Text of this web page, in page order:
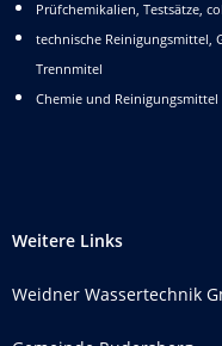
Prüfchemikalien, Testsätze,
technische Reinigungsmittel,
Trennmitel
Chemie und Reinigungsmittel
Weitere Links
Weidner Wassertechnik